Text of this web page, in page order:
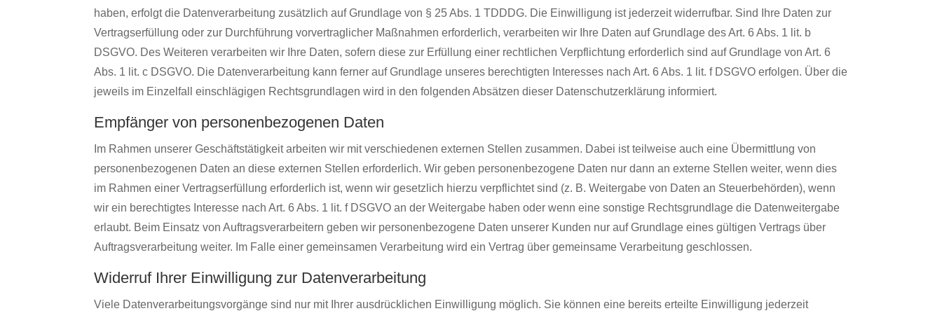
haben, erfolgt die Datenverarbeitung zusätzlich auf Grundlage von § 25 Abs. 1 TDDDG. Die Einwilligung ist jederzeit widerrufbar. Sind Ihre Daten zur
Vertragserfüllung oder zur Durchführung vorvertraglicher Maßnahmen erforderlich, verarbeiten wir Ihre Daten auf Grundlage des Art. 6 Abs. 1 lit. b
DSGVO. Des Weiteren verarbeiten wir Ihre Daten, sofern diese zur Erfüllung einer rechtlichen Verpflichtung erforderlich sind auf Grundlage von Art. 6
Abs. 1 lit. c DSGVO. Die Datenverarbeitung kann ferner auf Grundlage unseres berechtigten Interesses nach Art. 6 Abs. 1 lit. f DSGVO erfolgen. Über die
jeweils im Einzelfall einschlägigen Rechtsgrundlagen wird in den folgenden Absätzen dieser Datenschutzerklärung informiert.
Empfänger von personenbezogenen Daten
Im Rahmen unserer Geschäftstätigkeit arbeiten wir mit verschiedenen externen Stellen zusammen. Dabei ist teilweise auch eine Übermittlung von
personenbezogenen Daten an diese externen Stellen erforderlich. Wir geben personenbezogene Daten nur dann an externe Stellen weiter, wenn dies
im Rahmen einer Vertragserfüllung erforderlich ist, wenn wir gesetzlich hierzu verpflichtet sind (z. B. Weitergabe von Daten an Steuerbehörden), wenn
wir ein berechtigtes Interesse nach Art. 6 Abs. 1 lit. f DSGVO an der Weitergabe haben oder wenn eine sonstige Rechtsgrundlage die Datenweitergabe
erlaubt. Beim Einsatz von Auftragsverarbeitern geben wir personenbezogene Daten unserer Kunden nur auf Grundlage eines gültigen Vertrags über
Auftragsverarbeitung weiter. Im Falle einer gemeinsamen Verarbeitung wird ein Vertrag über gemeinsame Verarbeitung geschlossen.
Widerruf Ihrer Einwilligung zur Datenverarbeitung
Viele Datenverarbeitungsvorgänge sind nur mit Ihrer ausdrücklichen Einwilligung möglich. Sie können eine bereits erteilte Einwilligung jederzeit